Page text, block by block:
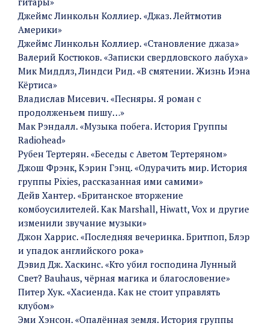
Джеймс Линкольн Коллиер. «Джаз. Лейтмотив
Америки»
Джеймс Линкольн Коллиер. «Становление джаза»
Валерий Костюков. «Записки свердловского лабуха»
Мик Миддлз, Линдси Рид. «В смятении. Жизнь Иэна
Кёртиса»
Владислав Мисевич. «Песняры. Я роман с
продолженьем пишу…»
Мак Рэндалл. «Музыка побега. История Группы
Radiohead»
Рубен Тертерян. «Беседы с Аветом Тертеряном»
Джош Фрэнк, Кэрин Гэнц. «Одурачить мир. История
группы Pixies, рассказанная ими самими»
Дейв Хантер. «Британское вторжение
комбоусилителей. Как Marshall, Hiwatt, Vox и другие
изменили звучание музыки»
Джон Харрис. «Последняя вечеринка. Бритпоп, Блэр
и упадок английского рока»
Дэвид Дж. Хаскинс. «Кто убил господина Лунный
Свет? Bauhaus, чёрная магика и благословение»
Питер Хук. «Хасиенда. Как не стоит управлять
клубом»
Эми Хэнсон. «Опалённая земля. История группы